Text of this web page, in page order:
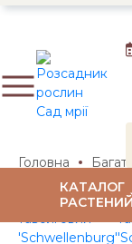
КАТАЛОГ
Головна